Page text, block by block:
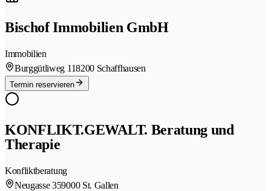
Bischof Immobilien GmbH
Immobilien
Burggütliweg 118200 Schaffhausen
Termin reservieren
KONFLIKT.GEWALT. Beratung und
Therapie
Konfliktberatung
Neugasse 359000 St. Gallen